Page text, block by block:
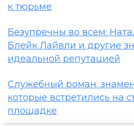
к тюрьме
Безупречны во всем:
Блейк Лайвли и другие
идеальной репутацией
Служебный роман:
которые встретились на
площадке